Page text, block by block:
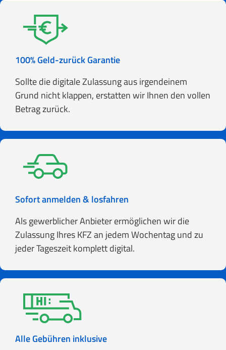
100% Geld-zurück Garantie
Sollte die digitale Zulassung aus irgendeinem
Grund nicht klappen, erstatten wir Ihnen den vollen
Betrag zurück.
Sofort anmelden & losfahren
Als gewerblicher Anbieter ermöglichen wir die
Zulassung Ihres KFZ an jedem Wochentag und zu
jeder Tageszeit komplett digital.
Alle Gebühren inklusive